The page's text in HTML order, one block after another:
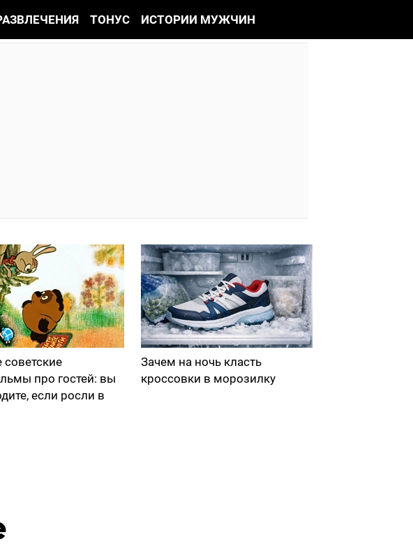
ТОНУС ИСТОРИИ МУЖЧИН
советские
про гостей: вы
если росли в
Зачем на ночь класть
кроссовки в морозилку